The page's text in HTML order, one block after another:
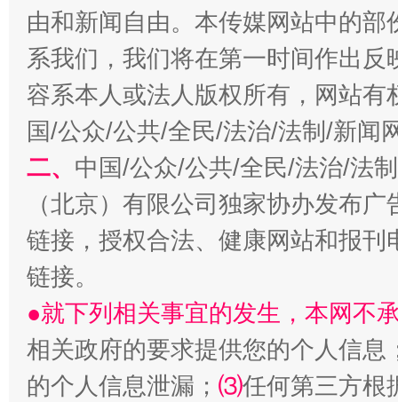
“刷贴”乱象丛生
揭批美国五大"原罪" "炒
由和新闻自由。本传媒网站中的
系我们，我们将在第一时间作出
容系本人或法人版权所有，网站
国/公众/公共/全民/法治/法制/新闻
二、 中国/公众/公共/全民/法治/法
（北京）有限公司独家协办发布
链接，授权合法、健康网站和报
链接。
●就下列相关事宜的发生，本网不
相关政府的要求提供您的个人信息
的个人信息泄漏； ⑶任何第三方根